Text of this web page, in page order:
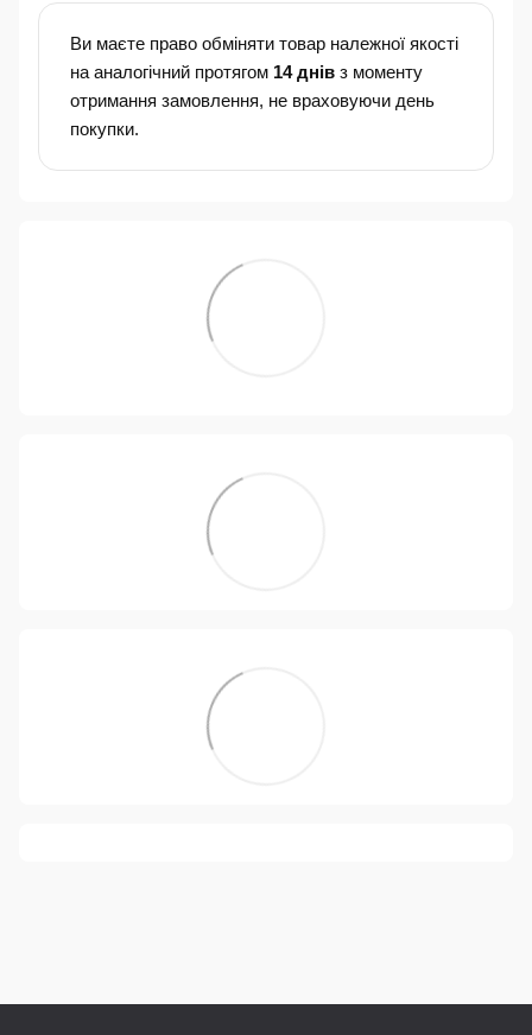
Ви маєте право обміняти товар належної якості
на аналогічний протягом 14 днів з моменту
отримання замовлення, не враховуючи день
покупки.